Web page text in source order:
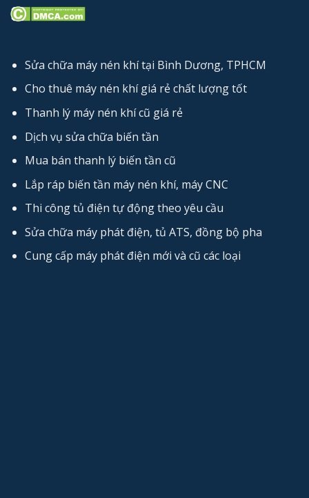
Sửa chữa máy nén khí tại Bình Dương, TPHCM
Cho thuê máy nén khí giá rẻ chất lượng tốt
Thanh lý máy nén khí cũ giá rẻ
Dịch vụ sửa chữa biến tần
Mua bán thanh lý biến tần cũ
Lắp ráp biến tần máy nén khí, máy CNC
Thi công tủ điện tự động theo yêu cầu
Sửa chữa máy phát điện, tủ ATS, đồng bộ pha
Cung cấp máy phát điện mới và cũ các loại